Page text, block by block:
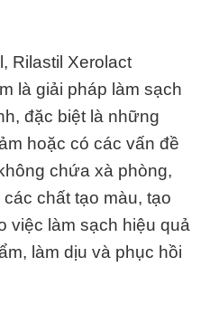
Rilastil Xerolact
là giải pháp làm sạch
đặc biệt là những
hoặc có các vấn đề
chứa xà phòng,
chất tạo màu, tạo
việc làm sạch hiệu quả
làm dịu và phục hồi